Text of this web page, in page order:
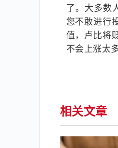
了。大多数
您不敢进行
值，卢比将
不会上涨太多
相关文章